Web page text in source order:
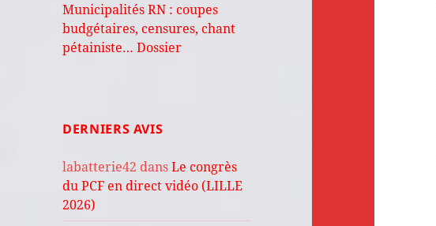
Municipalités RN : coupes
budgétaires, censures, chant
pétainiste… Dossier
DERNIERS AVIS
labatterie42 dansLe congrès
du PCF en direct vidéo (LILLE
2026)